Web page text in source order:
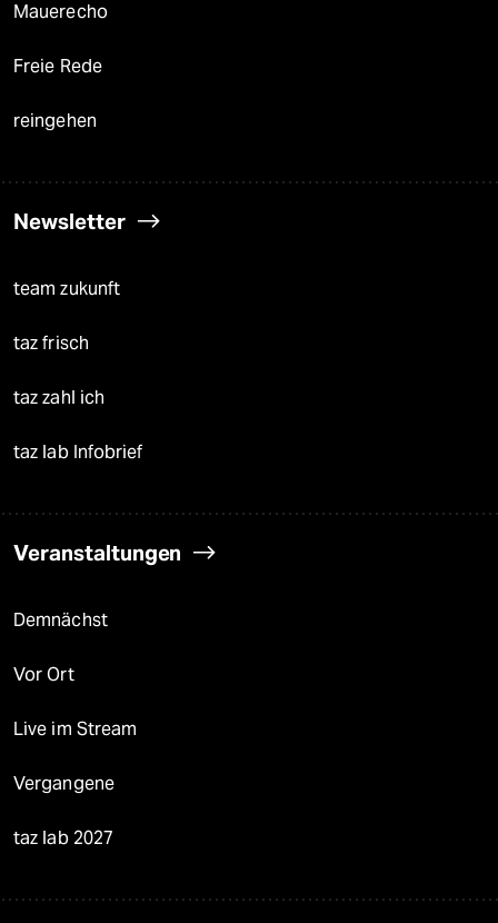
Mauerecho
Freie Rede
reingehen
Newsletter
team zukunft
taz frisch
taz zahl ich
taz lab Infobrief
Veranstaltungen
Demnächst
Vor Ort
Live im Stream
Vergangene
taz lab 2027